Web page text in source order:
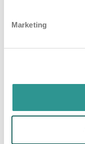
Marketing